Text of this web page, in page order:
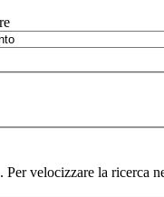
velocizzare la ricerca